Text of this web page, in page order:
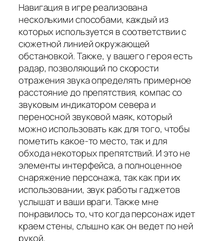
Навигация в игре реализована
несколькими способами, каждый из
которых используется в соответствии с
сюжетной линией окружающей
обстановкой. Также, у вашего героя есть
радар, позволяющий по скорости
отражения звука определять примерное
расстояние до препятствия, компас со
звуковым индикатором севера и
переносной звуковой маяк, который
можно использовать как для того, чтобы
пометить какое-то место, так и для
обхода некоторых препятствий. И это не
элементы интерфейса, а полноценное
снаряжение персонажа, так как при их
использовании, звук работы гаджетов
услышат и ваши враги. Также мне
понравилось то, что когда персонаж идет
краем стены, слышно как он ведет по ней
рукой.